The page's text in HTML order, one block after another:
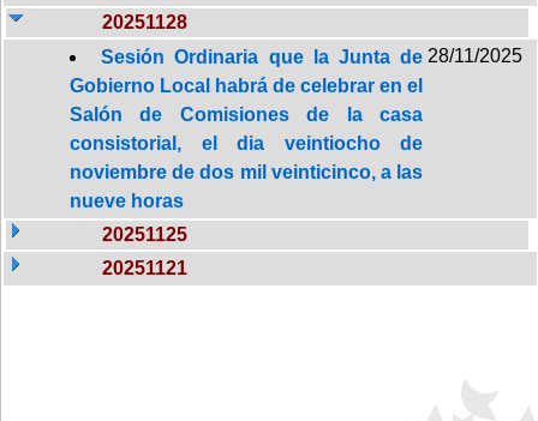
20251128
Sesión Ordinaria que la Junta de
Gobierno Local habrá de celebrar en el
Salón de Comisiones de la casa
consistorial, el dia veintiocho de
noviembre de dos mil veinticinco, a las
nueve horas
28/11/2025
20251125
20251121